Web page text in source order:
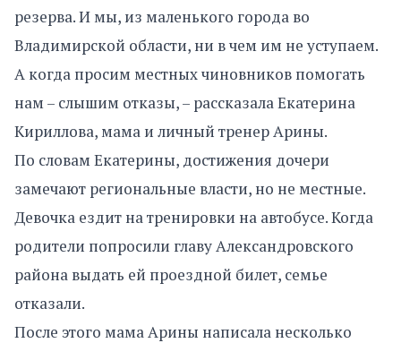
резерва. И мы, из маленького города во
Владимирской области, ни в чем им не уступаем.
А когда просим местных чиновников помогать
нам – слышим отказы, – рассказала Екатерина
Кириллова, мама и личный тренер Арины.
По словам Екатерины, достижения дочери
замечают региональные власти, но не местные.
Девочка ездит на тренировки на автобусе. Когда
родители попросили главу Александровского
района выдать ей проездной билет, семье
отказали.
После этого мама Арины написала несколько